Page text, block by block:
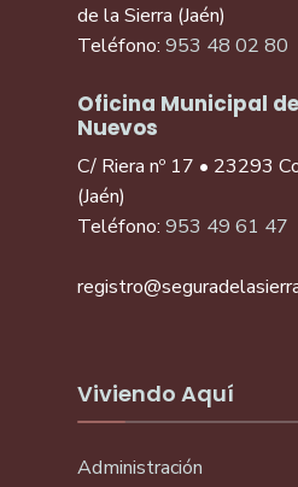
de la Sierra (Jaén)
Teléfono: 953 48 02 80
Oficina Municipal
Nuevos
C/ Riera nº 17 • 23293
(Jaén)
Teléfono: 953 49 61 47
Viviendo Aquí
Administración